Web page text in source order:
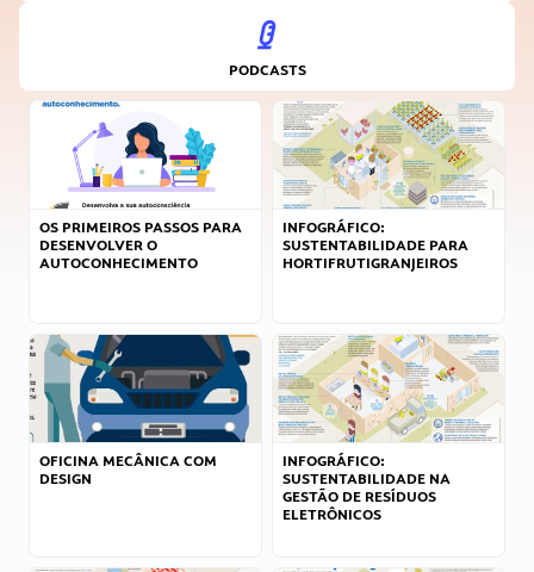
PODCASTS
OS PRIMEIROS PASSOS PARA
DESENVOLVER O
AUTOCONHECIMENTO
INFOGRÁFICO:
SUSTENTABILIDADE PARA
HORTIFRUTIGRANJEIROS
OFICINA MECÂNICA COM
DESIGN
INFOGRÁFICO:
SUSTENTABILIDADE NA
GESTÃO DE RESÍDUOS
ELETRÔNICOS